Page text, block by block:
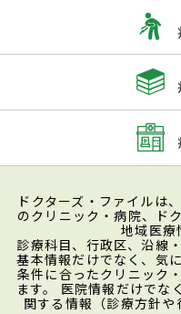
ドクターズ・ファイルは
のクリニック・病院、ド
地域医療
診療科目、行政区、沿線
基本情報だけでなく、気
条件に合ったクリニック
ます。 医院情報だけでな
関する情報（診療方針や